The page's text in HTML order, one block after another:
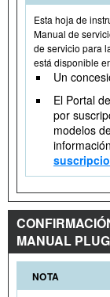
Esta hoja de
Manual de
de servicio para
está disponible
Un
El Portal
por
modelos
MANUAL
NOTA